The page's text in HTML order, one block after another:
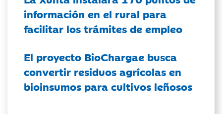
información en el rural para
facilitar los trámites de empleo
El proyecto BioChargae busca
convertir residuos agrícolas en
bioinsumos para cultivos leñosos